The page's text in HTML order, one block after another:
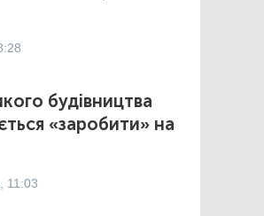
будівництва
«заробити» на
11:03